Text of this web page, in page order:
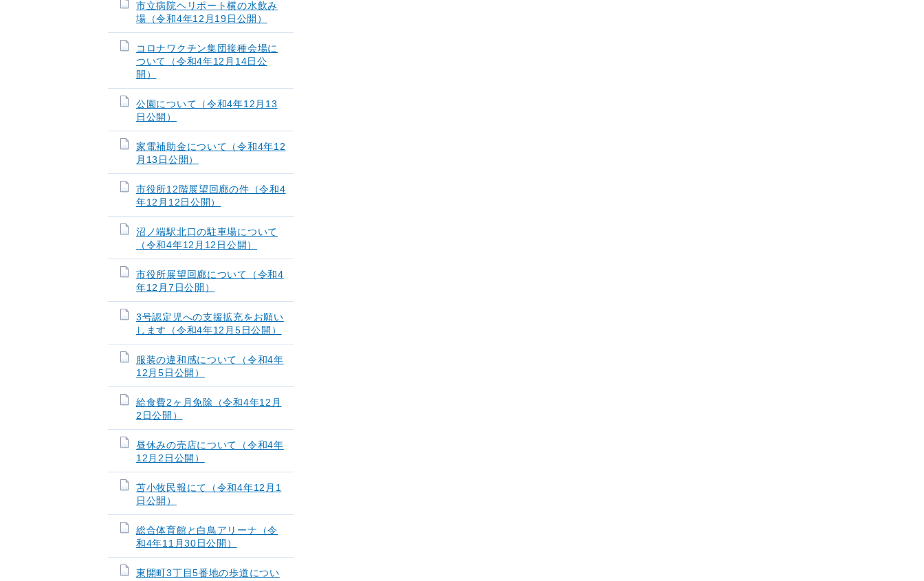
市立病院ヘリポート横の水飲み
場（令和4年12月19日公開）
コロナワクチン集団接種会場に
ついて（令和4年12月14日公
開）
公園について（令和4年12月13
日公開）
家電補助金について（令和4年12
月13日公開）
市役所12階展望回廊の件（令和4
年12月12日公開）
沼ノ端駅北口の駐車場について
（令和4年12月12日公開）
市役所展望回廊について（令和4
年12月7日公開）
3号認定児への支援拡充をお願い
します（令和4年12月5日公開）
服装の違和感について（令和4年
12月5日公開）
給食費2ヶ月免除（令和4年12月
2日公開）
昼休みの売店について（令和4年
12月2日公開）
苫小牧民報にて（令和4年12月1
日公開）
総合体育館と白鳥アリーナ（令
和4年11月30日公開）
東開町3丁目5番地の歩道につい